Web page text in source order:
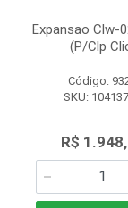
Expansao Clw-
(P/Clp
Código:
SKU:
R$